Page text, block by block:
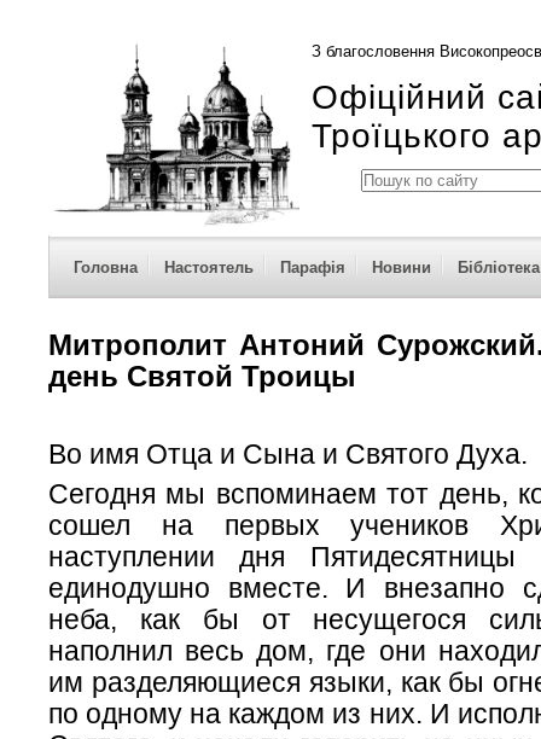
З благословення
Офіційний
Троїцького
Головна Настоятель Парафія Новини Бібліотека
Митрополит Антоний
день Святой Троицы
Во имя Отца и Сына и Святого Духа.
Сегодня мы вспоминаем тот день,
сошел на первых учеников
наступлении дня
единодушно вместе. И внезапно
неба, как бы от несущегося
наполнил весь дом, где они
им разделяющиеся языки, как бы
по одному на каждом из них. И